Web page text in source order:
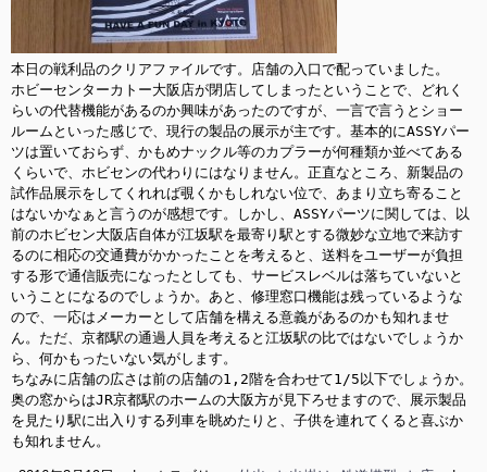
本日の戦利品のクリアファイルです。店舗の入口で配っていました。
ホビーセンターカトー大阪店が閉店してしまったということで、どれく
らいの代替機能があるのか興味があったのですが、一言で言うとショー
ルームといった感じで、現行の製品の展示が主です。基本的にASSYパー
ツは置いておらず、かもめナックル等のカプラーが何種類か並べてある
くらいで、ホビセンの代わりにはなりません。正直なところ、新製品の
試作品展示をしてくれれば覗くかもしれない位で、あまり立ち寄ること
はないかなぁと言うのが感想です。しかし、ASSYパーツに関しては、以
前のホビセン大阪店自体が江坂駅を最寄り駅とする微妙な立地で来訪す
るのに相応の交通費がかかったことを考えると、送料をユーザーが負担
する形で通信販売になったとしても、サービスレベルは落ちていないと
いうことになるのでしょうか。あと、修理窓口機能は残っているような
ので、一応はメーカーとして店舗を構える意義があるのかも知れませ
ん。ただ、京都駅の通過人員を考えると江坂駅の比ではないでしょうか
ら、何かもったいない気がします。
ちなみに店舗の広さは前の店舗の1,2階を合わせて1/5以下でしょうか。
奥の窓からはJR京都駅のホームの大阪方が見下ろせますので、展示製品
を見たり駅に出入りする列車を眺めたりと、子供を連れてくると喜ぶか
も知れません。